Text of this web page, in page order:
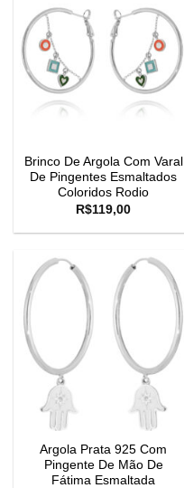
Brinco De Argola Com Varal
De Pingentes Esmaltados
Coloridos Rodio
R$119,00
Argola Prata 925 Com
Pingente De Mão De
Fátima Esmaltada